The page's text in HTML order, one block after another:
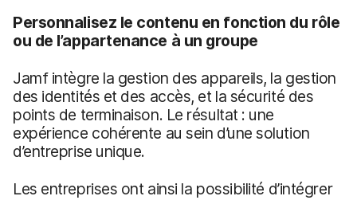
Personnalisez le contenu en fonction du rôle
ou de l’appartenance à un groupe
Jamf intègre la gestion des appareils, la gestion
des identités et des accès, et la sécurité des
points de terminaison. Le résultat : une
expérience cohérente au sein d’une solution
d’entreprise unique.
Les entreprises ont ainsi la possibilité d’intégrer